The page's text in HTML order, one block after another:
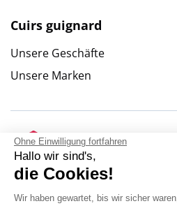
Ohne Einwilligung fortfahren
Hallo wir sind's,
die Cookies!
Wir haben gewartet, bis wir sicher waren,
Cuirs guignard
Unsere Geschäfte
Unsere Marken